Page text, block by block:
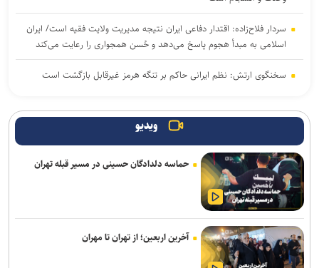
سردار فلاح‌زاده: اقتدار دفاعی ایران نتیجه مدیریت ولایت فقیه است/ ایران
اسلامی به مبدأ هجوم پاسخ می‌دهد و حُسن همجواری را رعایت می‌کند
سخنگوی ارتش: نظم ایرانی حاکم بر تنگه هرمز غیرقابل بازگشت است
سخنگوی سپاه: تنگه هرمز به ابزار استراتژیک قدرت تبدیل شده است
سفر رئیس دستگاه اطلاعاتی عربستان به عراق
پزشکیان درخشش تیم ملی المپیاد هوش مصنوعی ایران در رقابت‌های
جهانی را تبریک گفت
عارف: هوش مصنوعی زیرساخت حکمرانی متوازن و جهش اقتصادی کشور
است
ویدیو
حماسه دلدادگان حسینی در مسیر قبله تهران
آخرین اربعین؛ از تهران تا مهران